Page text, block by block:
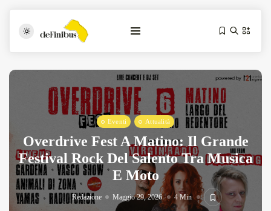
Iosonouncane A Lecce: Concerto Acustico...
Luglio 17, 2026 13 Min
Eventi Attualità
Overdrive Fest A Matino: Il Grande
Festival Rock Del Salento Tra Musica
E Moto
Redazione Maggio 29, 2026 4 Min